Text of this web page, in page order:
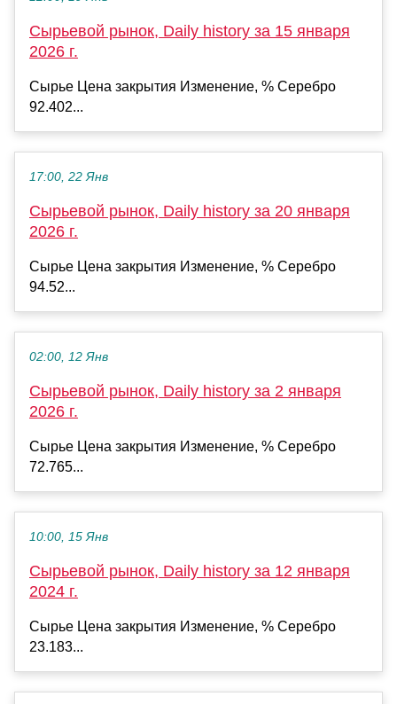
Сырьевой рынок, Daily history за 15 января
2026 г.
Сырье Цена закрытия Изменение, % Серебро
92.402...
17:00, 22 Янв
Сырьевой рынок, Daily history за 20 января
2026 г.
Сырье Цена закрытия Изменение, % Серебро
94.52...
02:00, 12 Янв
Сырьевой рынок, Daily history за 2 января
2026 г.
Сырье Цена закрытия Изменение, % Серебро
72.765...
10:00, 15 Янв
Сырьевой рынок, Daily history за 12 января
2024 г.
Сырье Цена закрытия Изменение, % Серебро
23.183...